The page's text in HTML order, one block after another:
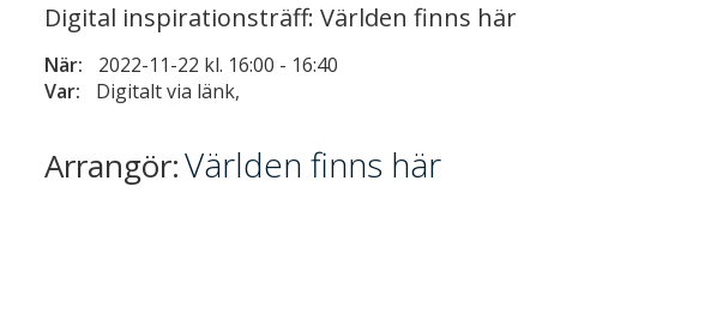
Digital inspirationsträff: Världen finns här
När: 2022-11-22 kl. 16:00 - 16:40
Var:
Digitalt via länk,
Arrangör:Världen finns här